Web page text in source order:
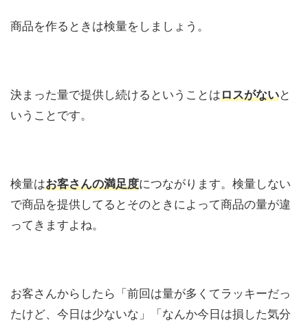
商品を作るときは検量をしましょう。
決まった量で提供し続けるということはロスがないと
いうことです。
検量はお客さんの満足度につながります。検量しない
で商品を提供してるとそのときによって商品の量が違
ってきますよね。
お客さんからしたら「前回は量が多くてラッキーだっ
たけど、今日は少ないな」「なんか今日は損した気分